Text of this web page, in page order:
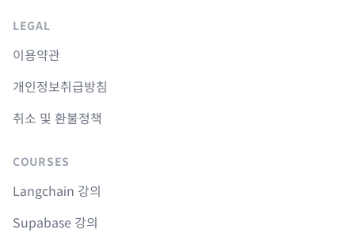
LEGAL
이용약관
개인정보취급방침
취소 및 환불정책
COURSES
Langchain 강의
Supabase 강의